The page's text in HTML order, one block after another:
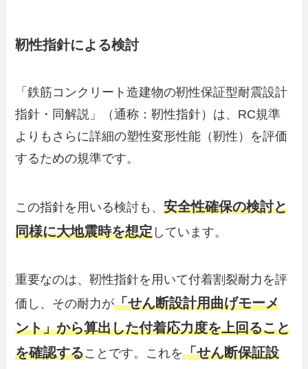
靭性指針による検討
「鉄筋コンクリート造建物の靭性保証型耐震設計
指針・同解説」（通称：靭性指針）は、RC規準
よりもさらに詳細の塑性変形性能（靭性）を評価
するための規準です。
この指針を用いる検討も、安全性確保の検討と
同様に大地震時を想定 しています。
重要なのは、靭性指針を用いて付着割裂耐力を評
価し、その耐力が「せん断設計用曲げモーメ
ント」から算出した付着応力度を上回ること
を確認することです。これを「せん断保証設